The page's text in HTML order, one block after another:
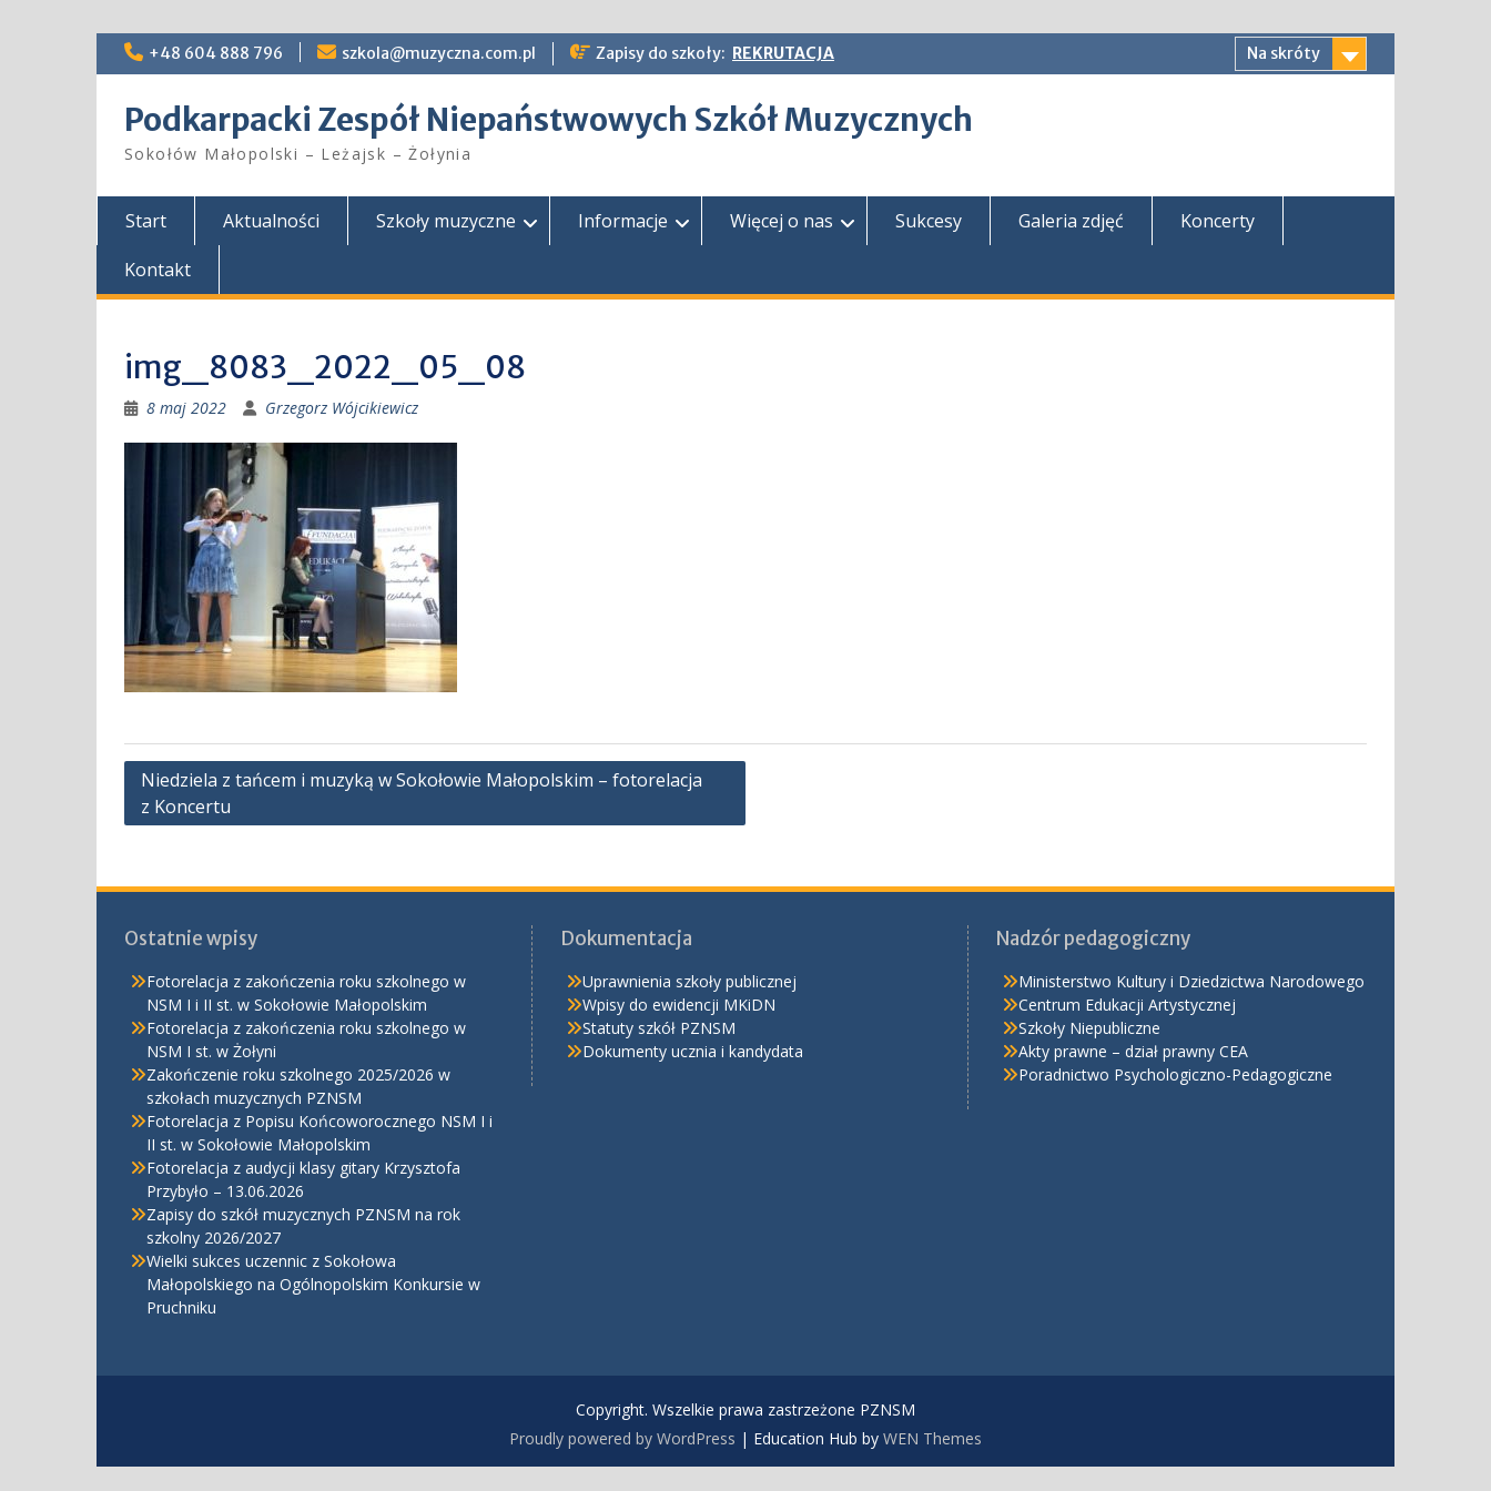
Skip
+48 604 888 796 szkola@muzyczna.com.pl Zapisy do szkoły: REKRUTACJA Na skróty
Podkarpacki Zespół Niepaństwowych Szkół Muzycznych
Sokołów Małopolski – Leżajsk – Żołynia
Start Aktualności Szkoły muzyczne Informacje Więcej o nas Sukcesy Galeria zdjęć
Koncerty
Kontakt
img_8083_2022_05_08
8 maj 2022 Grzegorz Wójcikiewicz
Nawigacja
wpisu
Niedziela z tańcem i muzyką w Sokołowie Małopolskim – fotorelacja
z Koncertu
Ostatnie wpisy
Fotorelacja z zakończenia roku szkolnego w
NSM I i II st. w Sokołowie Małopolskim
Fotorelacja z zakończenia roku szkolnego w
NSM I st. w Żołyni
Zakończenie roku szkolnego 2025/2026 w
szkołach muzycznych PZNSM
Fotorelacja z Popisu Końcoworocznego NSM I i
II st. w Sokołowie Małopolskim
Fotorelacja z audycji klasy gitary Krzysztofa
Przybyło – 13.06.2026
Zapisy do szkół muzycznych PZNSM na rok
szkolny 2026/2027
Wielki sukces uczennic z Sokołowa
Małopolskiego na Ogólnopolskim Konkursie w
Pruchniku
Dokumentacja
Uprawnienia szkoły publicznej
Wpisy do ewidencji MKiDN
Statuty szkół PZNSM
Dokumenty ucznia i kandydata
Nadzór pedagogiczny
Ministerstwo Kultury i Dziedzictwa Narodowego
Centrum Edukacji Artystycznej
Szkoły Niepubliczne
Akty prawne – dział prawny CEA
Poradnictwo Psychologiczno-Pedagogiczne
Copyright. Wszelkie prawa zastrzeżone PZNSM
Proudly powered by WordPress | Education Hub by WEN Themes